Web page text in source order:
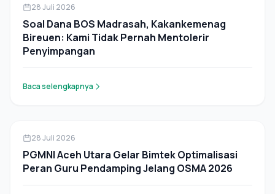
Berita
28 Juli 2026
Soal Dana BOS Madrasah, Kakankemenag
Bireuen: Kami Tidak Pernah Mentolerir
Penyimpangan
Baca selengkapnya
Berita
28 Juli 2026
PGMNI Aceh Utara Gelar Bimtek Optimalisasi
Peran Guru Pendamping Jelang OSMA 2026